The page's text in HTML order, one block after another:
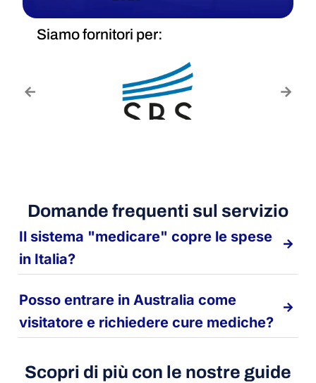
Siamo fornitori per:
Domande frequenti sul servizio
Il sistema "medicare" copre le spese
in Italia?
Posso entrare in Australia come
visitatore e richiedere cure mediche?
Scopri di più con le nostre guide